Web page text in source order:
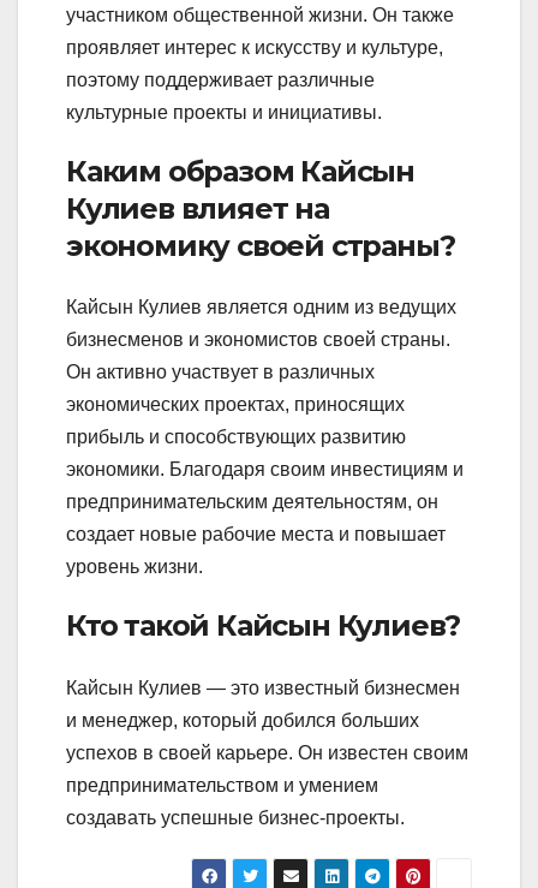
участником общественной жизни. Он также
проявляет интерес к искусству и культуре,
поэтому поддерживает различные
культурные проекты и инициативы.
Каким образом Кайсын
Кулиев влияет на
экономику своей страны?
Кайсын Кулиев является одним из ведущих
бизнесменов и экономистов своей страны.
Он активно участвует в различных
экономических проектах, приносящих
прибыль и способствующих развитию
экономики. Благодаря своим инвестициям и
предпринимательским деятельностям, он
создает новые рабочие места и повышает
уровень жизни.
Кто такой Кайсын Кулиев?
Кайсын Кулиев — это известный бизнесмен
и менеджер, который добился больших
успехов в своей карьере. Он известен своим
предпринимательством и умением
создавать успешные бизнес-проекты.